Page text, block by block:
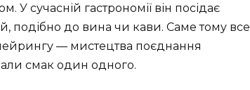
сучасній гастрономії він посідає
подібно до вина чи кави. Саме тому все
— мистецтва поєднання
смак один одного.